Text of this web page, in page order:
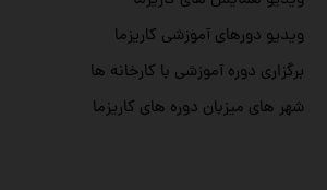
ویدیو دورهای آموزشی کاریزما
برگزاری دوره آموزشی با کارخانه ها
شهر های میزبان دوره های کاریزما